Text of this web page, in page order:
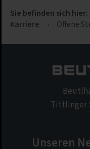
Sie befinden sich hier:
Karriere
› Offene
Tittlinger
Unseren